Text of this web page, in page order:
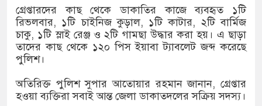
গ্রেপ্তারদের কাছ থেকে ডাকাতির কাজে ব্যবহৃত ১টি
রিভলবার, ১টি চাইনিজ কুড়াল, ১টি কাটার, ২টি বার্মিজ
চাকু, ১টি স্লাই রেঞ্জ ও ২টি গামছা উদ্ধার করা হয়। এ ছাড়া
তাদের কাছ থেকে ১২০ পিস ইয়াবা ট্যাবলেট জব্দ করেছে
পুলিশ।
অতিরিক্ত পুলিশ সুপার আতোয়ার রহমান জানান, গ্রেপ্তার
হওয়া ব্যক্তিরা সবাই আন্ত জেলা ডাকাতদলের সক্রিয় সদস্য।